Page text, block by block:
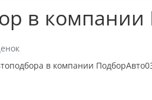
в компании
в компании